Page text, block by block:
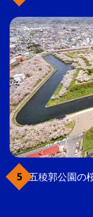
五稜郭公園の